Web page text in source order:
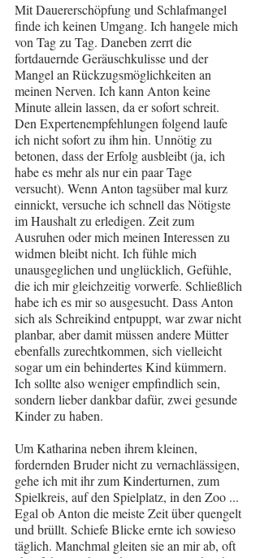
Mit Dauererschöpfung und Schlafmangel
finde ich keinen Umgang. Ich hangele mich
von Tag zu Tag. Daneben zerrt die
fortdauernde Geräuschkulisse und der
Mangel an Rückzugsmöglichkeiten an
meinen Nerven. Ich kann Anton keine
Minute allein lassen, da er sofort schreit.
Den Expertenempfehlungen folgend laufe
ich nicht sofort zu ihm hin. Unnötig zu
betonen, dass der Erfolg ausbleibt (ja, ich
habe es mehr als nur ein paar Tage
versucht). Wenn Anton tagsüber mal kurz
einnickt, versuche ich schnell das Nötigste
im Haushalt zu erledigen. Zeit zum
Ausruhen oder mich meinen Interessen zu
widmen bleibt nicht. Ich fühle mich
unausgeglichen und unglücklich, Gefühle,
die ich mir gleichzeitig vorwerfe. Schließlich
habe ich es mir so ausgesucht. Dass Anton
sich als Schreikind entpuppt, war zwar nicht
planbar, aber damit müssen andere Mütter
ebenfalls zurechtkommen, sich vielleicht
sogar um ein behindertes Kind kümmern.
Ich sollte also weniger empfindlich sein,
sondern lieber dankbar dafür, zwei gesunde
Kinder zu haben.
Um Katharina neben ihrem kleinen,
fordernden Bruder nicht zu vernachlässigen,
gehe ich mit ihr zum Kinderturnen, zum
Spielkreis, auf den Spielplatz, in den Zoo ...
Egal ob Anton die meiste Zeit über quengelt
und brüllt. Schiefe Blicke ernte ich sowieso
täglich. Manchmal gleiten sie an mir ab, oft